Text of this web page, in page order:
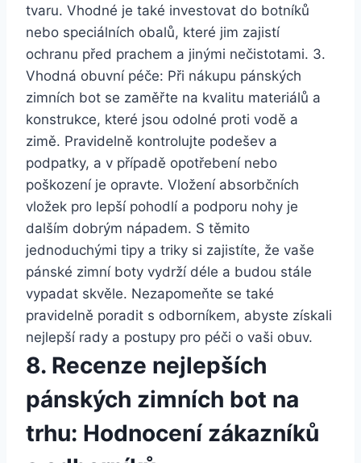
tvaru. Vhodné ‍je také investovat do botníků
nebo speciálních obalů, které ⁣jim zajistí
ochranu před prachem a⁣ jinými nečistotami. 3.⁢
Vhodná obuvní péče: Při nákupu ⁢pánských
zimních bot ‍se zaměřte na kvalitu⁢ materiálů‌ a
⁤konstrukce, které jsou odolné proti vodě ‌a
zimě. Pravidelně kontrolujte podešev⁢ a
podpatky, ‌a v‍ případě ⁢opotřebení⁣ nebo
poškození je opravte. Vložení ‍absorbčních
vložek pro lepší pohodlí‍ a podporu⁣ nohy je
dalším dobrým nápadem. S těmito
jednoduchými tipy a triky si zajistíte, ⁤že ⁤vaše
pánské zimní boty vydrží déle a budou stále
vypadat skvěle. Nezapomeňte se také
pravidelně poradit ⁢s ​odborníkem, abyste získali‌
nejlepší rady a postupy ⁤pro péči o vaši obuv.
8. Recenze nejlepších
pánských zimních⁢ bot ‍na
trhu: Hodnocení⁢ zákazníků​